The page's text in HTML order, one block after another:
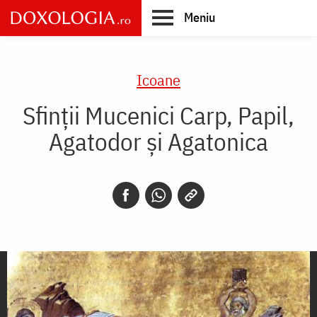
Skip
to
main
Meniu
Icoane
Sfinții Mucenici Carp, Papil,
Agatodor și Agatonica